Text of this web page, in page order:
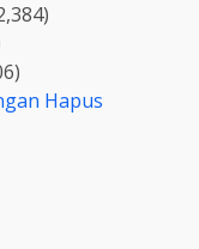
Hapus